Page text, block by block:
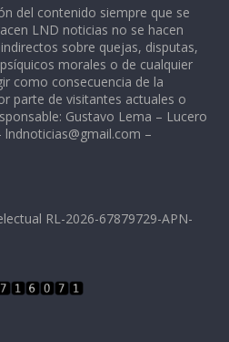
del contenido siempre que se
LND noticias no se hacen
sobre quejas, disputas,
morales o de cualquier
como consecuencia de la
parte de visitantes actuales o
Gustavo Lema – Lucero
lndnoticias@gmail.com –
RL-2026-67879729-APN-